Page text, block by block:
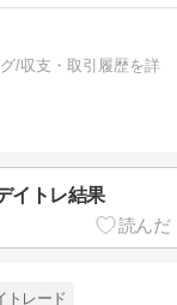
/収支・取引履歴を詳
イトレ結果
トレード